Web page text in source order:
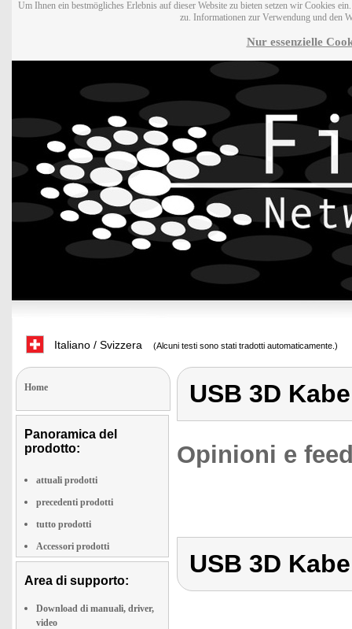
Um Ihnen ein bestmögliches Erlebnis auf dieser Website zu bieten setzen wir Cookies
zu. Informationen zur Verwendung und den
Nur essenzielle
Italiano / Svizzera (Alcuni testi sono stati tradotti automaticamente.)
Home
Panoramica del
prodotto:
attuali prodotti
precedenti prodotti
tutto prodotti
Accessori prodotti
Area di supporto:
Download di manuali, driver,
video
USB 3D
Opinioni e
USB 3D